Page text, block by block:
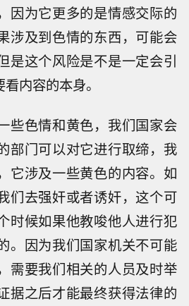
因为它更多的是情感交际的
涉及到色情的东西，可能会
是这个风险是不是一定会引
内容的本身。
些色情和黄色，我们国家会
部门可以对它进行取缔，我
它涉及一些黄色的内容。如
们去强奸或者诱奸，这个可
时候如果他教唆他人进行犯
。因为我们国家机关不可能
需要我们相关的人员及时举
据之后才能最终获得法律的